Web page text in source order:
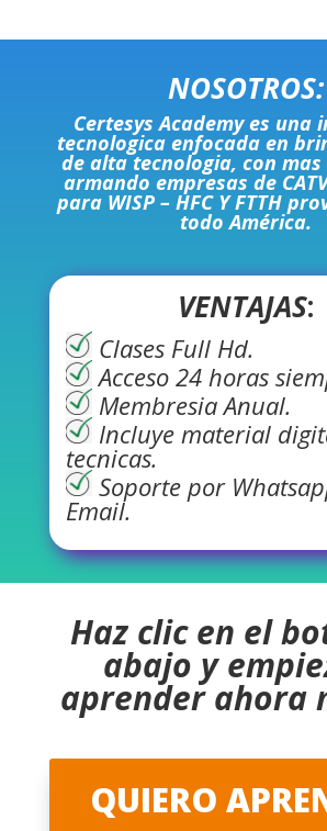
NOSOTROS:
Certesys Academy es una
tecnologica enfocada en
de alta tecnologia, con mas
armando empresas de
para WISP – HFC Y FTTH
todo América.
VENTAJAS:
Clases Full Hd.
Acceso 24 horas
Membresia Anual.
Incluye material
tecnicas.
Soporte por
Email.
Haz clic en el
abajo y
aprender ahora
QUIERO